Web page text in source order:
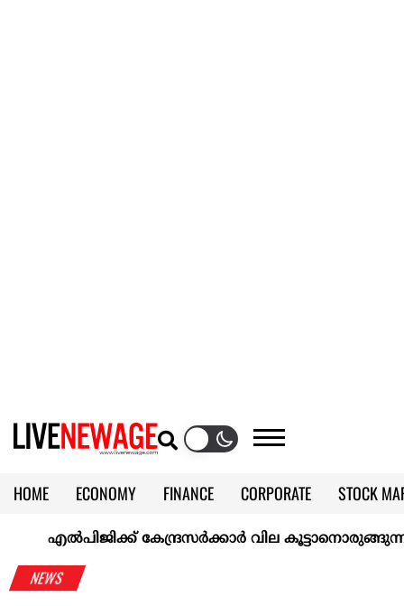
HOME ECONOMY FINANCE CORPORATE
STOCK
CALENDAR
KERALA @70
എല്‍പിജിക്ക് കേന്ദ്രസർക്കാർ വില കൂട്ടാനൊരുങ്ങുന്നുവെന്ന്
NEWS